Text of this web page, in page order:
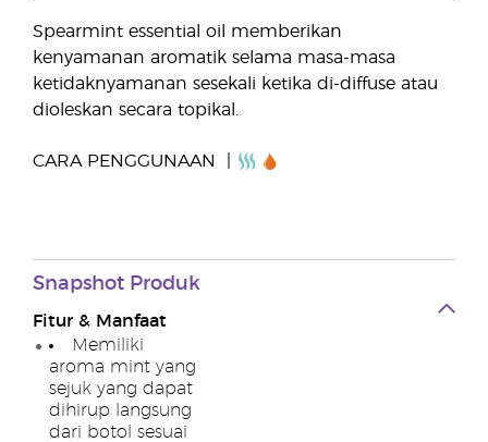
Spearmint essential oil memberikan
kenyamanan aromatik selama masa-masa
ketidaknyamanan sesekali ketika di-diffuse atau
dioleskan secara topikal.
CARA PENGGUNAAN
Snapshot Produk
Fitur & Manfaat
Memiliki
aroma mint yang
sejuk yang dapat
dihirup langsung
dari botol sesuai